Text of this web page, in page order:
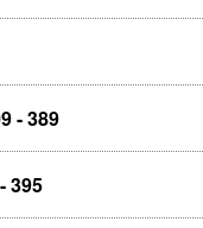
- 389
395